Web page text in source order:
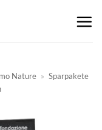
Nature » Sparpakete